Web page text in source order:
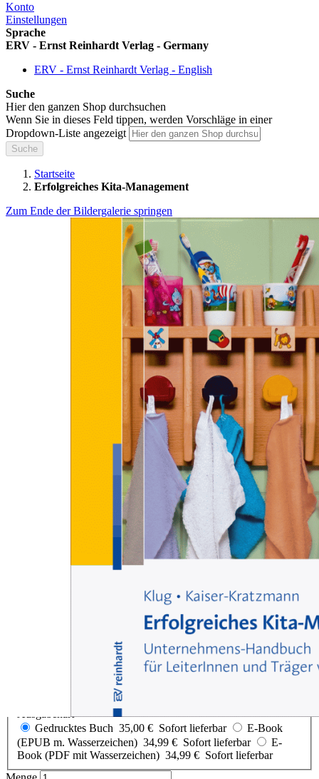
Konto
Einstellungen
Sprache
ERV - Ernst Reinhardt Verlag - Germany
ERV - Ernst Reinhardt Verlag - English
Suche
Hier den ganzen Shop durchsuchen
Wenn Sie in dieses Feld tippen, werden Vorschläge in einer
Dropdown-Liste angezeigt
Suche
Startseite
Erfolgreiches Kita-Management
Zum Ende der Bildergalerie springen
Zum Anfang der Bildergalerie springen
Wolfgang Klug, Jens Kaiser-Kratzmann
Erfolgreiches Kita-
Unternehmens-Handbuch für LeiterInnen und Träger von Kitas
Ausgabenart
Gedrucktes Buch 35,00 € Sofort lieferbar
E-Book
(EPUB m. Wasserzeichen) 34,99 € Sofort lieferbar
E-
Book (PDF mit Wasserzeichen) 34,99 € Sofort lieferbar